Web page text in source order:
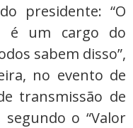
presidente: “O
é um cargo do
sabem disso”,
no evento de
transmissão de
o “Valor